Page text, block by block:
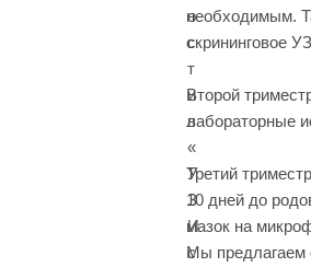
необходимым.
скрининговое
Второй
лабораторные
Третий
10 дней до
мазок на
Мы предлагаем